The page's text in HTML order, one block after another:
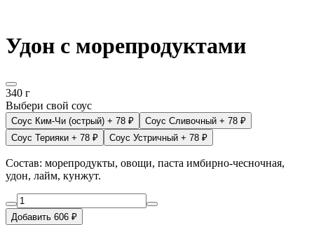
Удон с морепродуктами
340 г
Выбери свой соус
Соус Ким-Чи (острый) + 78 ₽ Соус Сливочный + 78 ₽
Соус Терияки + 78 ₽ Соус Устричный + 78 ₽
Состав: морепродукты, овощи, паста имбирно-чесночная,
удон, лайм, кунжут.
Добавить 606 ₽